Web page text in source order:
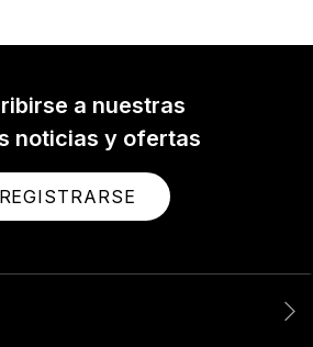
a nuestras
noticias y ofertas
REGISTRARSE